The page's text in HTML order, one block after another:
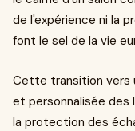
de l'expérience ni la
font le sel de la vie
Cette transition vers
et personnalisée des
la protection des